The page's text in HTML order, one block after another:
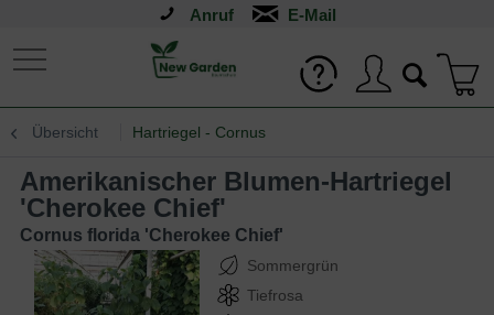
Anruf
Übersicht Hartriegel - Cornus
Amerikanischer Blumen-Hartriegel
'Cherokee Chief'
Cornus florida 'Cherokee Chief'
Sommergrün
Tiefrosa